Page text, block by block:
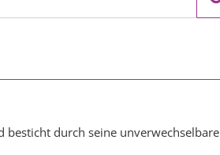
besticht durch seine unverwechselbare